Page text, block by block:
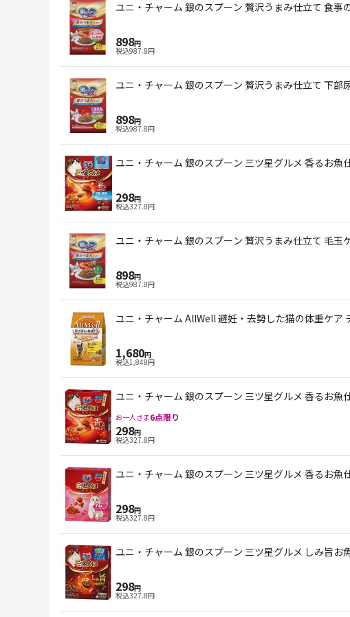
ユニ・チャーム 銀のスプーン 贅沢うまみ仕立て 食事
898円
税込987.8円
ユニ・チャーム 銀のスプーン 贅沢うまみ仕立て 下
898円
税込987.8円
ユニ・チャーム 銀のスプーン 三ツ星グルメ 香るお
298円
税込327.8円
ユニ・チャーム 銀のスプーン 贅沢うまみ仕立て 毛玉
898円
税込987.8円
ユニ・チャーム AllWell 避妊・去勢した猫の体重ケア
1,680円
税込1,848円
ユニ・チャーム 銀のスプーン 三ツ星グルメ 香るお
お一人さま6点限り
298円
税込327.8円
ユニ・チャーム 銀のスプーン 三ツ星グルメ 香るお
298円
税込327.8円
ユニ・チャーム 銀のスプーン 三ツ星グルメ しみ旨
298円
税込327.8円